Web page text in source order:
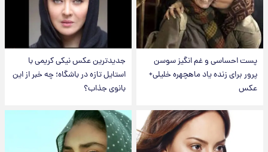
پست احساسی و غم انگیز سوسن
پرور برای زنده یاد ماهچهره خلیلی+
عکس
جدیدترین عکس نیکی کریمی با
استایل تازه در باشگاه؛ چه خبر از این
بانوی جذاب؟